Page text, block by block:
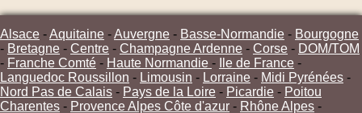
Alsace -Aquitaine -Auvergne - Basse-Normandie - Bourgogne
- Bretagne - Centre - Champagne Ardenne - Corse - DOM/TOM
- Franche Comté - Haute Normandie - Ile de France -
Languedoc Roussillon - Limousin - Lorraine - Midi Pyrénées -
Nord Pas de Calais - Pays de la Loire - Picardie - Poitou
Charentes - Provence Alpes Côte d'azur - Rhône Alpes -